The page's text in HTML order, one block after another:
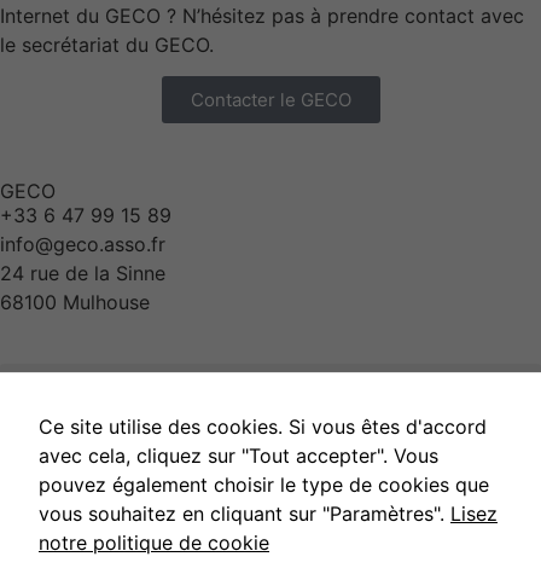
Internet du GECO ? N’hésitez pas à prendre contact avec
le secrétariat du GECO.
Contacter le GECO
GECO
+33 6 47 99 15 89
info@geco.asso.fr
24 rue de la Sinne
68100 Mulhouse
Ce site utilise des cookies. Si vous êtes d'accord
avec cela, cliquez sur "Tout accepter". Vous
pouvez également choisir le type de cookies que
vous souhaitez en cliquant sur "Paramètres". Lisez
notre politique de cookie